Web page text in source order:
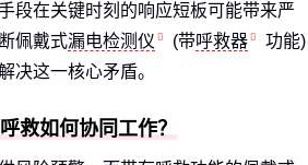
段在关键时刻的响应短板可能带来严
佩戴式漏电检测仪 (带呼救器
功能)
决这一核心矛盾。
救如何协同工作？